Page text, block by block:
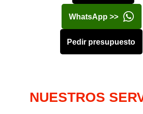
WhatsApp >>
Pedir presupuesto
NUESTROS